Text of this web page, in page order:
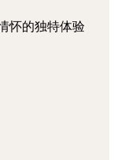
怀的独特体验